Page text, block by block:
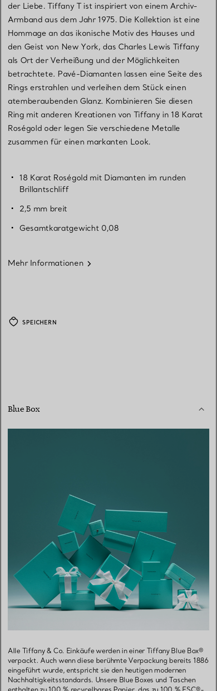
der Liebe. Tiffany T ist inspiriert von einem Archiv-
Armband aus dem Jahr 1975. Die Kollektion ist eine
Hommage an das ikonische Motiv des Hauses und
den Geist von New York, das Charles Lewis Tiffany
als Ort der Verheißung und der Möglichkeiten
betrachtete. Pavé-Diamanten lassen eine Seite des
Rings erstrahlen und verleihen dem Stück einen
atemberaubenden Glanz. Kombinieren Sie diesen
Ring mit anderen Kreationen von Tiffany in 18 Karat
Roségold oder legen Sie verschiedene Metalle
zusammen für einen markanten Look.
18 Karat Roségold mit Diamanten im runden
Brillantschliff
2,5 mm breit
Gesamtkaratgewicht 0,08
Mehr Informationen
SPEICHERN
Blue Box
Alle Tiffany & Co. Einkäufe werden in einer Tiffany Blue Box®
verpackt. Auch wenn diese berühmte Verpackung bereits 1886
eingeführt wurde, entspricht sie den heutigen modernen
Nachhaltigkeitsstandards. Unsere Blue Boxes und Taschen